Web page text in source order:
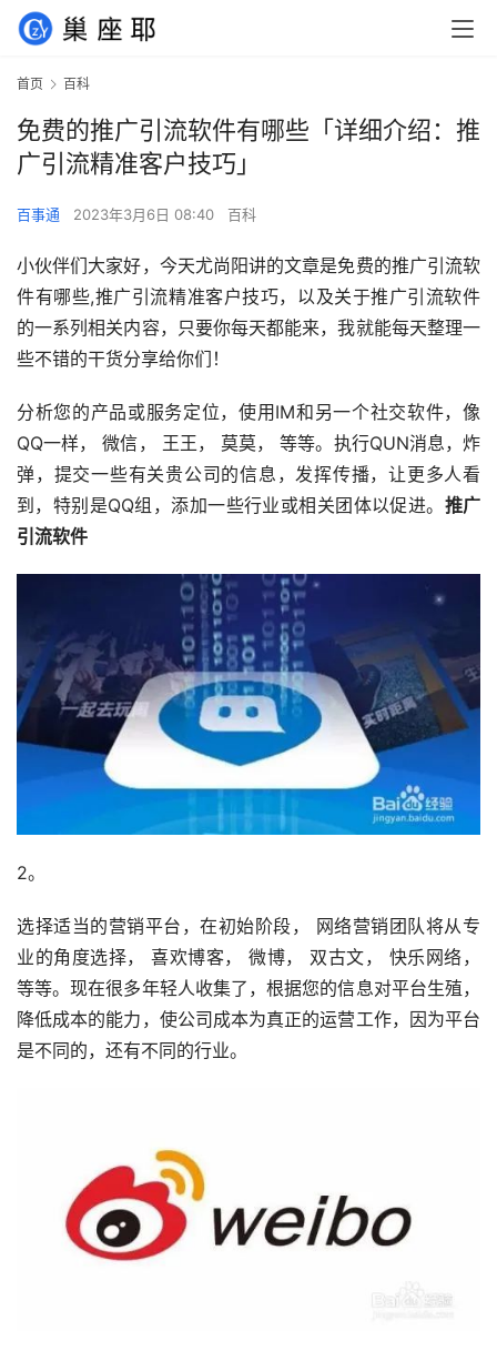
首页 百科
免费的推广引流软件有哪些「详细介绍：推
广引流精准客户技巧」
百事通 2023年3月6日 08:40 百科
小伙伴们大家好，今天尤尚阳讲的文章是免费的推广引流软
件有哪些,推广引流精准客户技巧，以及关于推广引流软件
的一系列相关内容，只要你每天都能来，我就能每天整理一
些不错的干货分享给你们！
分析您的产品或服务定位，使用IM和另一个社交软件，像
QQ一样， 微信， 王王， 莫莫， 等等。执行QUN消息，炸
弹，提交一些有关贵公司的信息，发挥传播，让更多人看
到，特别是QQ组，添加一些行业或相关团体以促进。 推广
引流软件
2。
选择适当的营销平台，在初始阶段， 网络营销团队将从专
业的角度选择， 喜欢博客， 微博， 双古文， 快乐网络，
等等。现在很多年轻人收集了，根据您的信息对平台生殖，
降低成本的能力，使公司成本为真正的运营工作，因为平台
是不同的，还有不同的行业。